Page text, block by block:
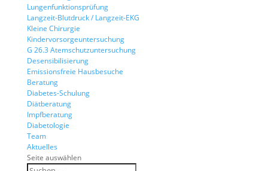
Lungenfunktionsprüfung
Langzeit-Blutdruck / Langzeit-EKG
Kleine Chirurgie
Kindervorsorgeuntersuchung
G 26.3 Atemschutzuntersuchung
Desensibilisierung
Emissionsfreie Hausbesuche
Beratung
Diabetes-Schulung
Diätberatung
Impfberatung
Diabetologie
Team
Aktuelles
Seite auswählen